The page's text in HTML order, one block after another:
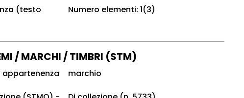
(testo
Numero elementi: 1(3)
/ MARCHI / TIMBRI (STM)
appartenenza
marchio